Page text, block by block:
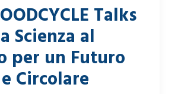
Talks
Scienza al
per un Futuro
Circolare